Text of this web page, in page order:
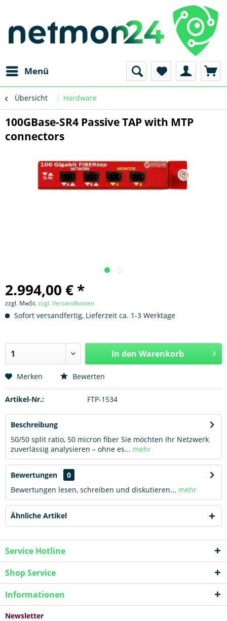
Menü
Übersicht Hardware
100GBase-SR4 Passive TAP with MTP
connectors
2.994,00 € *
zzgl. MwSt.zzgl. Versandkosten
Sofort versandfertig, Lieferzeit ca. 1-3 Werktage
In den Warenkorb
Merken Bewerten
Artikel-Nr.: FTP-1534
Beschreibung
50/50 split ratio, 50 micron fiber Sie möchten Ihr Netzwerk
zuverlässig analysieren – ohne es... mehr
Bewertungen
0
Bewertungen lesen, schreiben und diskutieren... mehr
Ähnliche Artikel
Service Hotline
Shop Service
Informationen
Newsletter